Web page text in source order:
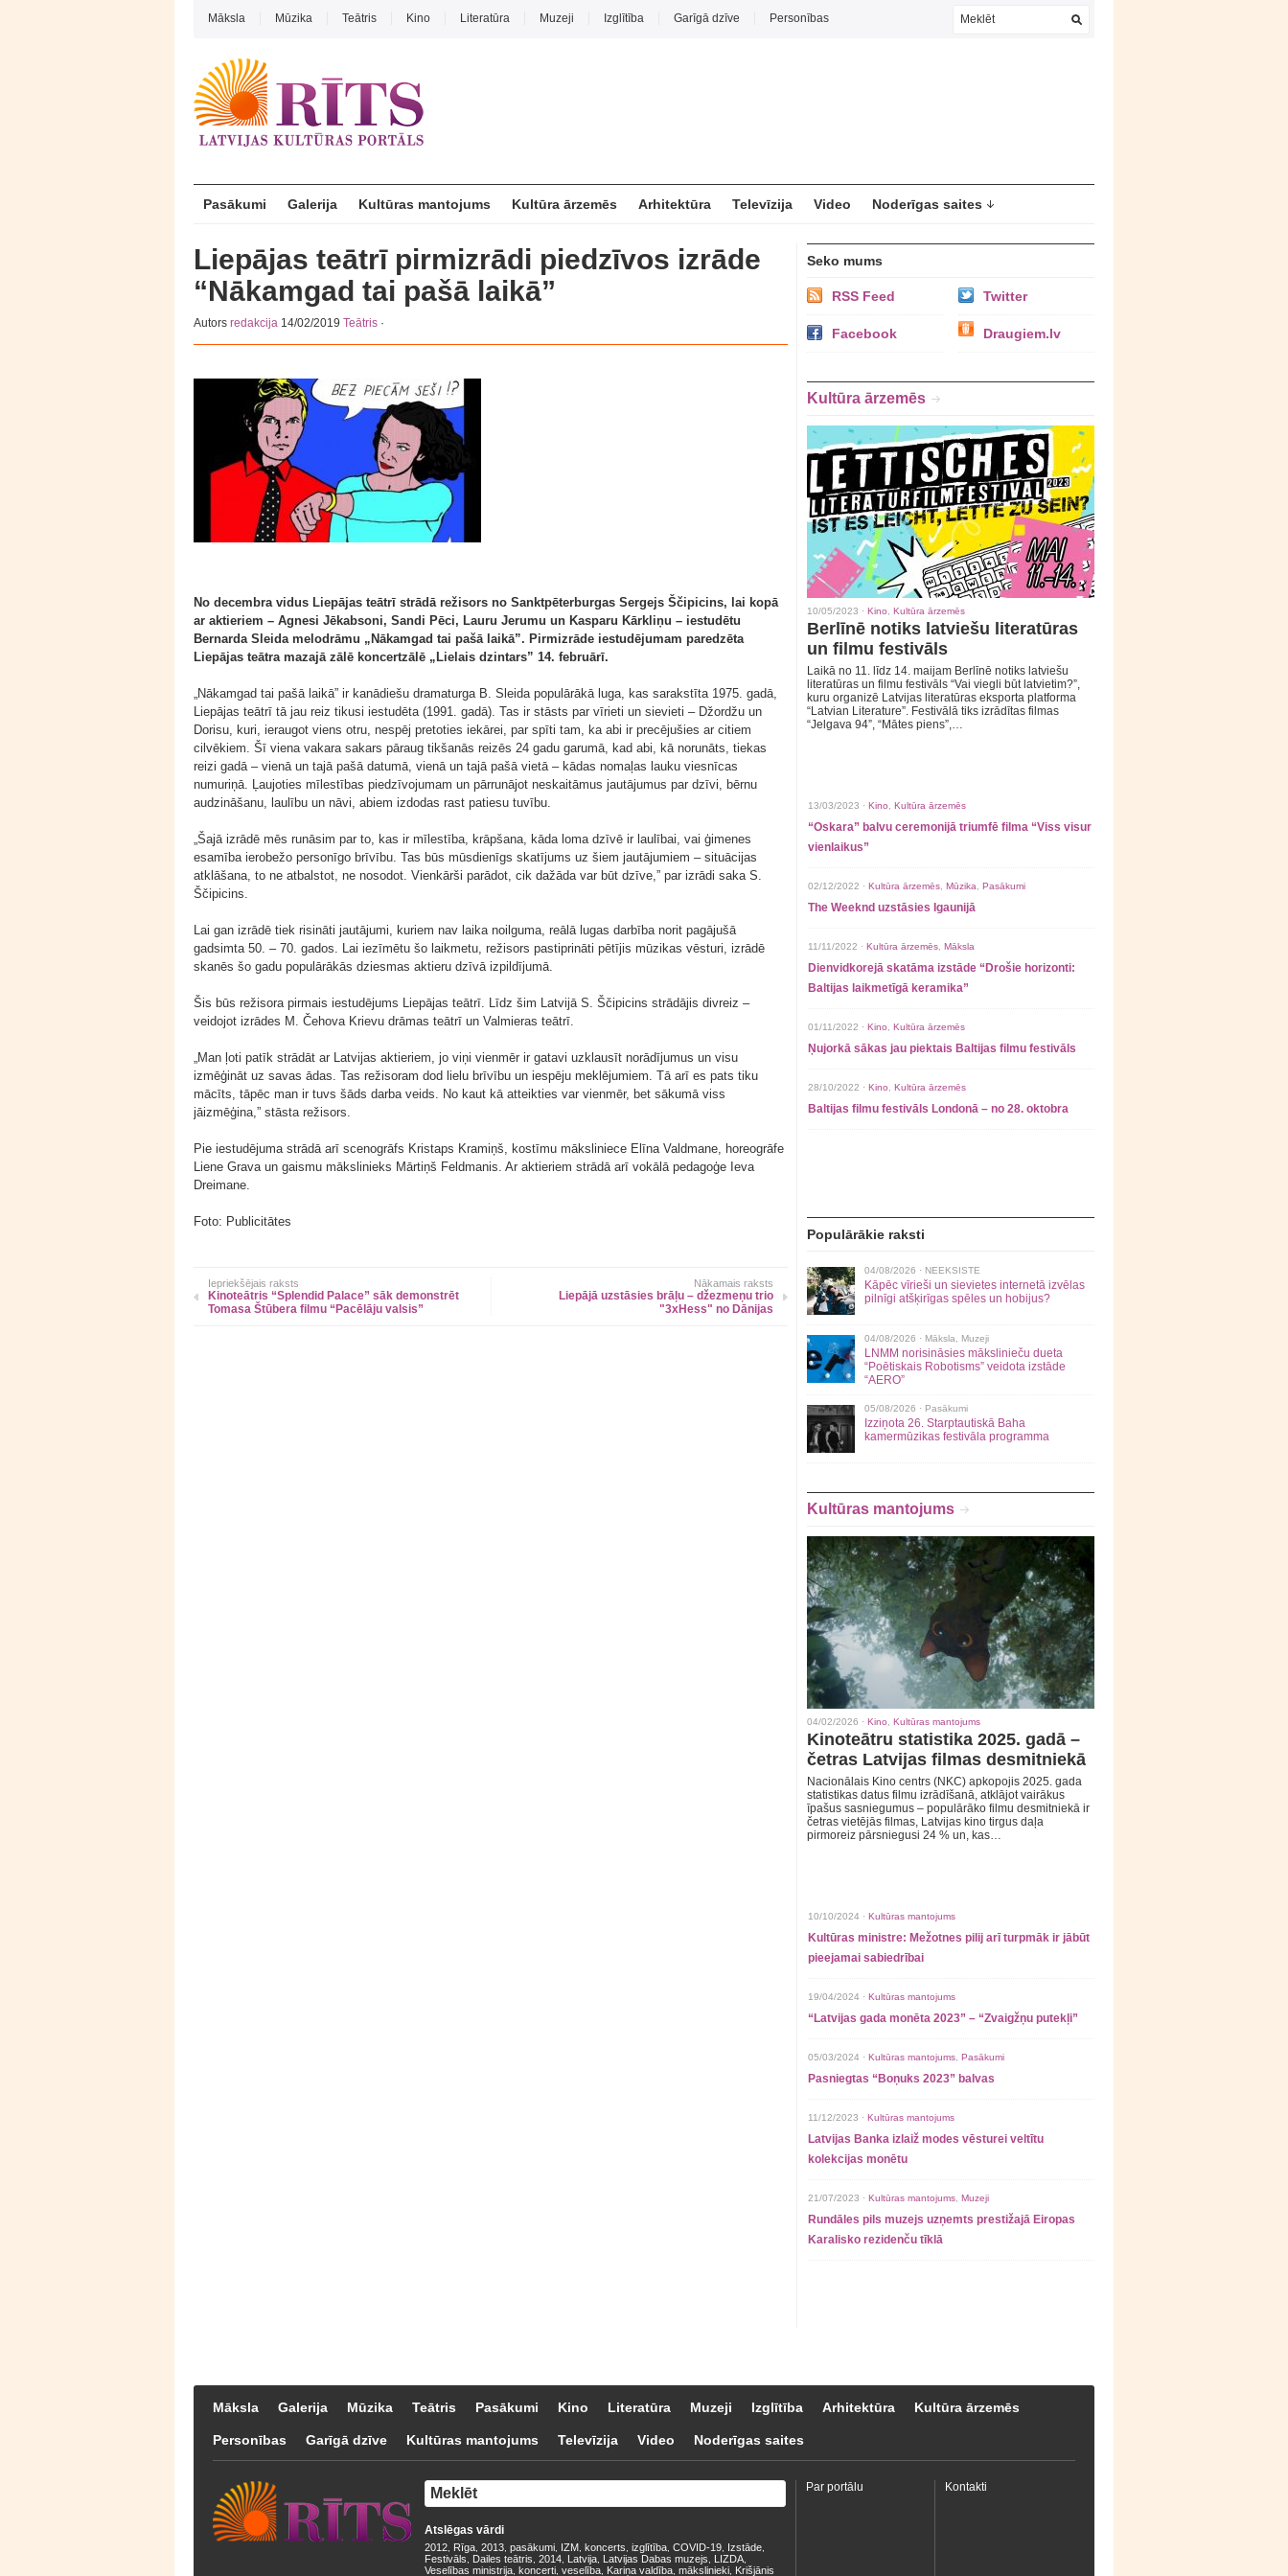
Māksla Mūzika Teātris Kino Literatūra Muzeji Izglītība Garīgā dzīve Personības
Pasākumi Galerija Kultūras mantojums Kultūra ārzemēs Arhitektūra Televīzija Video Noderīgas saites
Liepājas teātrī pirmizrādi piedzīvos izrāde
“Nākamgad tai pašā laikā”
Autors redakcija 14/02/2019 Teātris ·
No decembra vidus Liepājas teātrī strādā režisors no Sanktpēterburgas Sergejs Ščipicins, lai kopā
ar aktieriem – Agnesi Jēkabsoni, Sandi Pēci, Lauru Jerumu un Kasparu Kārkliņu – iestudētu
Bernarda Sleida melodrāmu „Nākamgad tai pašā laikā”. Pirmizrāde iestudējumam paredzēta
Liepājas teātra mazajā zālē koncertzālē „Lielais dzintars” 14. februārī.
„Nākamgad tai pašā laikā” ir kanādiešu dramaturga B. Sleida populārākā luga, kas sarakstīta 1975. gadā,
Liepājas teātrī tā jau reiz tikusi iestudēta (1991. gadā). Tas ir stāsts par vīrieti un sievieti – Džordžu un
Dorisu, kuri, ieraugot viens otru, nespēj pretoties iekārei, par spīti tam, ka abi ir precējušies ar citiem
cilvēkiem. Šī viena vakara sakars pāraug tikšanās reizēs 24 gadu garumā, kad abi, kā norunāts, tiekas
reizi gadā – vienā un tajā pašā datumā, vienā un tajā pašā vietā – kādas nomaļas lauku viesnīcas
numuriņā. Ļaujoties mīlestības piedzīvojumam un pārrunājot neskaitāmus jautājumus par dzīvi, bērnu
audzināšanu, laulību un nāvi, abiem izdodas rast patiesu tuvību.
„Šajā izrādē mēs runāsim par to, kas ir mīlestība, krāpšana, kāda loma dzīvē ir laulībai, vai ģimenes
esamība ierobežo personīgo brīvību. Tas būs mūsdienīgs skatījums uz šiem jautājumiem – situācijas
atklāšana, to ne atbalstot, ne nosodot. Vienkārši parādot, cik dažāda var būt dzīve,” par izrādi saka S.
Ščipicins.
Lai gan izrādē tiek risināti jautājumi, kuriem nav laika noilguma, reālā lugas darbība norit pagājušā
gadsimta 50. – 70. gados. Lai iezīmētu šo laikmetu, režisors pastiprināti pētījis mūzikas vēsturi, izrādē
skanēs šo gadu populārākās dziesmas aktieru dzīvā izpildījumā.
Šis būs režisora pirmais iestudējums Liepājas teātrī. Līdz šim Latvijā S. Ščipicins strādājis divreiz –
veidojot izrādes M. Čehova Krievu drāmas teātrī un Valmieras teātrī.
„Man ļoti patīk strādāt ar Latvijas aktieriem, jo viņi vienmēr ir gatavi uzklausīt norādījumus un visu
izmēģināt uz savas ādas. Tas režisoram dod lielu brīvību un iespēju meklējumiem. Tā arī es pats tiku
mācīts, tāpēc man ir tuvs šāds darba veids. No kaut kā atteikties var vienmēr, bet sākumā viss
jāizmēģina,” stāsta režisors.
Pie iestudējuma strādā arī scenogrāfs Kristaps Kramiņš, kostīmu māksliniece Elīna Valdmane, horeogrāfe
Liene Grava un gaismu mākslinieks Mārtiņš Feldmanis. Ar aktieriem strādā arī vokālā pedagoģe Ieva
Dreimane.
Foto: Publicitātes
Iepriekšējais raksts
Kinoteātris “Splendid Palace” sāk demonstrēt
Tomasa Štūbera filmu “Pacēlāju valsis”
Nākamais raksts
Liepājā uzstāsies brāļu – džezmeņu trio
"3xHess" no Dānijas
Seko mums
RSS Feed Twitter
Facebook Draugiem.lv
Kultūra ārzemēs
10/05/2023 · Kino Kultūra ārzemēs
Berlīnē notiks latviešu literatūras
un filmu festivāls
Laikā no 11. līdz 14. maijam Berlīnē notiks latviešu
literatūras un filmu festivāls “Vai viegli būt latvietim?”,
kuru organizē Latvijas literatūras eksporta platforma
“Latvian Literature”. Festivālā tiks izrādītas filmas
“Jelgava 94”, “Mātes piens”,…
13/03/2023 · Kino Kultūra ārzemēs
“Oskara” balvu ceremonijā triumfē filma “Viss visur
vienlaikus”
02/12/2022 · Kultūra ārzemēs Mūzika Pasākumi
The Weeknd uzstāsies Igaunijā
11/11/2022 · Kultūra ārzemēs Māksla
Dienvidkorejā skatāma izstāde “Drošie horizonti:
Baltijas laikmetīgā keramika”
01/11/2022 · Kino Kultūra ārzemēs
Ņujorkā sākas jau piektais Baltijas filmu festivāls
28/10/2022 · Kino Kultūra ārzemēs
Baltijas filmu festivāls Londonā – no 28. oktobra
Populārākie raksti
04/08/2026 · NEEKSISTE
Kāpēc vīrieši un sievietes internetā izvēlas
pilnīgi atšķirīgas spēles un hobijus?
04/08/2026 · Māksla Muzeji
LNMM norisināsies mākslinieču dueta
“Poētiskais Robotisms” veidota izstāde
“AERO”
05/08/2026 · Pasākumi
Izziņota 26. Starptautiskā Baha
kamermūzikas festivāla programma
Kultūras mantojums
04/02/2026 · Kino Kultūras mantojums
Kinoteātru statistika 2025. gadā –
četras Latvijas filmas desmitniekā
Nacionālais Kino centrs (NKC) apkopojis 2025. gada
statistikas datus filmu izrādīšanā, atklājot vairākus
īpašus sasniegumus – populārāko filmu desmitniekā ir
četras vietējās filmas, Latvijas kino tirgus daļa
pirmoreiz pārsniegusi 24 % un, kas…
10/10/2024 · Kultūras mantojums
Kultūras ministre: Mežotnes pilij arī turpmāk ir jābūt
pieejamai sabiedrībai
19/04/2024 · Kultūras mantojums
“Latvijas gada monēta 2023” – “Zvaigžņu putekļi”
05/03/2024 · Kultūras mantojums Pasākumi
Pasniegtas “Boņuks 2023” balvas
11/12/2023 · Kultūras mantojums
Latvijas Banka izlaiž modes vēsturei veltītu
kolekcijas monētu
21/07/2023 · Kultūras mantojums Muzeji
Rundāles pils muzejs uzņemts prestižajā Eiropas
Karalisko rezidenču tīklā
Māksla Galerija Mūzika Teātris Pasākumi Kino Literatūra Muzeji Izglītība Arhitektūra Kultūra ārzemēs
Personības Garīgā dzīve Kultūras mantojums Televīzija Video Noderīgas saites
Atslēgas vārdi
2012 Rīga 2013 pasākumi IZM koncerts izglītība COVID-19 Izstāde
Festivāls Dailes teātris 2014 Latvija Latvijas Dabas muzejs LIZDA
Veselības ministrija koncerti veselība Kariņa valdība mākslinieki Krišjānis
Par portālu Kontakti